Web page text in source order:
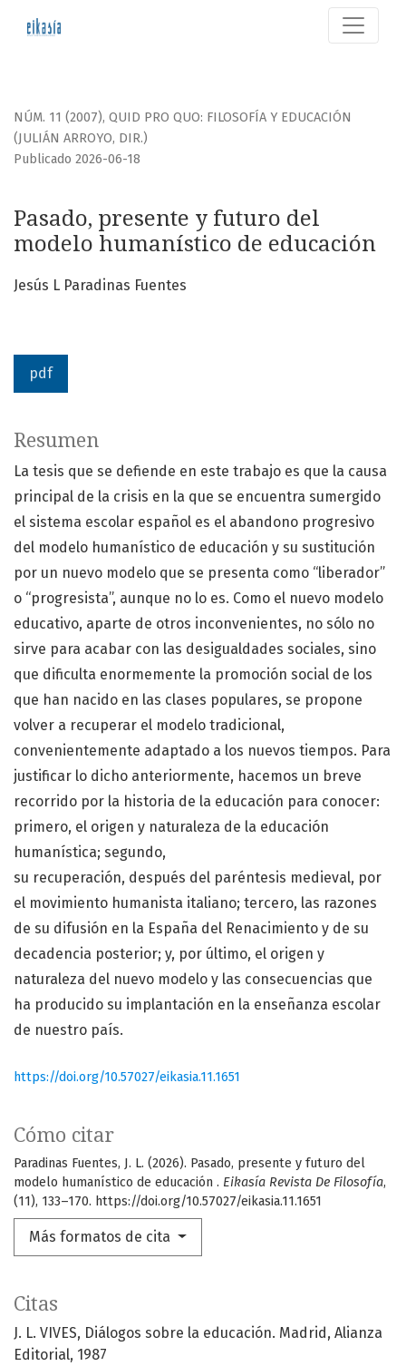
Pasado, presente y futuro del modelo humanístico de
NÚM. 11 (2007), QUID PRO QUO: FILOSOFÍA Y EDUCACIÓN
(JULIÁN ARROYO, DIR.)
Pasado, presente y futuro del
modelo humanístico de educación
Publicado 2026-06-18
Jesús L Paradinas Fuentes
pdf
Cómo citar
Paradinas Fuentes, J. L. (2026). Pasado, presente y futuro del
modelo humanístico de educación . Eikasía Revista De Filosofía,
(11), 133–170. https://doi.org/10.57027/eikasia.11.1651
Más formatos de cita
Resumen
La tesis que se defiende en este trabajo es que la causa
principal de la crisis en la que se encuentra sumergido
el sistema escolar español es el abandono progresivo
del modelo humanístico de educación y su sustitución
por un nuevo modelo que se presenta como “liberador”
o “progresista”, aunque no lo es. Como el nuevo modelo
educativo, aparte de otros inconvenientes, no sólo no
sirve para acabar con las desigualdades sociales, sino
que dificulta enormemente la promoción social de los
que han nacido en las clases populares, se propone
volver a recuperar el modelo tradicional,
convenientemente adaptado a los nuevos tiempos. Para
justificar lo dicho anteriormente, hacemos un breve
recorrido por la historia de la educación para conocer:
primero, el origen y naturaleza de la educación
humanística; segundo,
su recuperación, después del paréntesis medieval, por
el movimiento humanista italiano; tercero, las razones
de su difusión en la España del Renacimiento y de su
decadencia posterior; y, por último, el origen y
naturaleza del nuevo modelo y las consecuencias que
ha producido su implantación en la enseñanza escolar
de nuestro país.
https://doi.org/10.57027/eikasia.11.1651
Citas
J. L. VIVES, Diálogos sobre la educación. Madrid, Alianza
Editorial, 1987